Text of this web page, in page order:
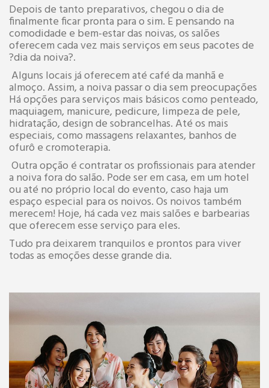
Depois de tanto preparativos, chegou o dia de
finalmente ficar pronta para o sim. E pensando na
comodidade e bem-estar das noivas, os salões
oferecem cada vez mais serviços em seus pacotes de
?dia da noiva?.
Alguns locais já oferecem até café da manhã e
almoço. Assim, a noiva passar o dia sem preocupações
Há opções para serviços mais básicos como penteado,
maquiagem, manicure, pedicure, limpeza de pele,
hidratação, design de sobrancelhas. Até os mais
especiais, como massagens relaxantes, banhos de
ofurô e cromoterapia.
Outra opção é contratar os profissionais para atender
a noiva fora do salão. Pode ser em casa, em um hotel
ou até no próprio local do evento, caso haja um
espaço especial para os noivos. Os noivos também
merecem! Hoje, há cada vez mais salões e barbearias
que oferecem esse serviço para eles.
Tudo pra deixarem tranquilos e prontos para viver
todas as emoções desse grande dia.